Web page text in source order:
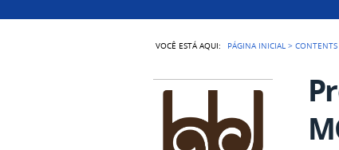
VOCÊ ESTÁ AQUI: PÁGINA INICIAL >CONTENTS